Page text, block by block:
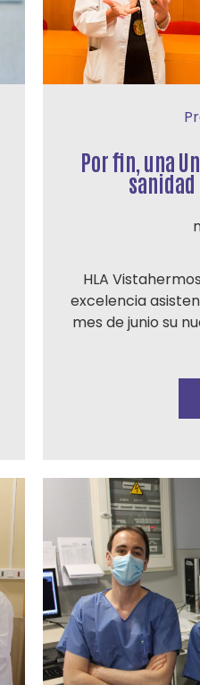
Por fin, una
HLA
excelencia
mes de junio su